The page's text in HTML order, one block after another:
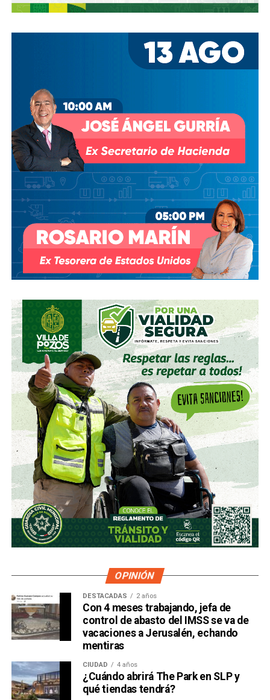
OPINIÓN
DESTACADAS 2 años
Con 4 meses trabajando, jefa de
control de abasto del IMSS se va de
vacaciones a Jerusalén, echando
mentiras
CIUDAD 4 años
¿Cuándo abrirá The Park en SLP y
qué tiendas tendrá?